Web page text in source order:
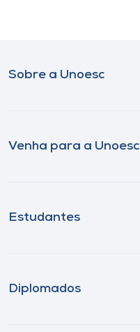
Sobre a Unoesc
Venha para a Unoesc
Estudantes
Diplomados